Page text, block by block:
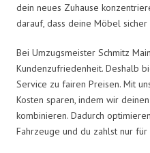
dein neues Zuhause
darauf, dass deine Möbel
Bei Umzugsmeister Schmitz
Kundenzufriedenheit. Deshalb
Service zu fairen Preisen. Mit
Kosten sparen, indem wir
kombinieren. Dadurch
Fahrzeuge und du zahlst nur